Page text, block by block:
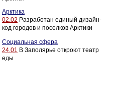
Арктика
02.02 Разработан единый дизайн-
код городов и поселков Арктики
Социальная сфера
24.01 В Заполярье откроют театр
еды